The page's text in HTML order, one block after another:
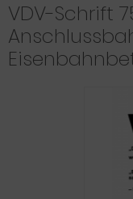
VDV-Schrift